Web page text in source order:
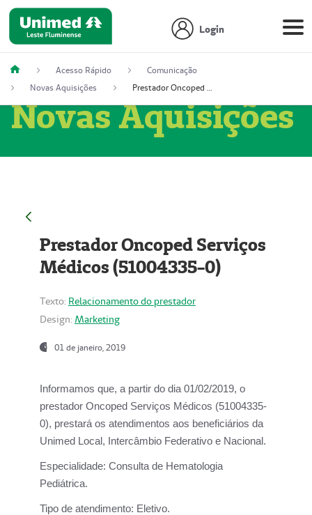
Login
Acesso Rápido
Comunicação
Novas Aquisições
Prestador Oncoped Serviços Médicos (51004335-0)
Novas Aquisições
Prestador Oncoped Serviços
Médicos (51004335-0)
Texto: Relacionamento do prestador
Design: Marketing
01 de janeiro, 2019
Informamos que, a partir do dia 01/02/2019, o
prestador Oncoped Serviços Médicos (51004335-
0), prestará os atendimentos aos beneficiários da
Unimed Local, Intercâmbio Federativo e Nacional.
Especialidade: Consulta de Hematologia
Pediátrica.
Tipo de atendimento: Eletivo.